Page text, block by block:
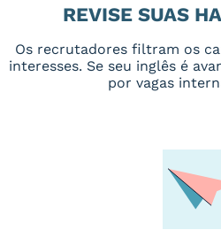
REVISE SUAS
Os recrutadores filtram os
interesses. Se seu inglês é
por vagas